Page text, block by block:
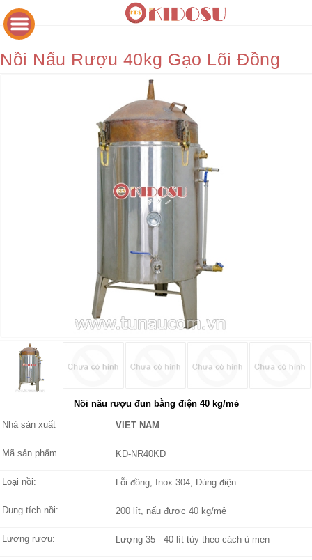
Nồi Nấu Rượu 40kg Gạo Lõi Đồng
Nồi nấu rượu đun bằng điện 40 kg/mẻ
Nhà sản xuất
VIET NAM
Mã sản phẩm KD-NR40KD
Loại nồi: Lỗi đồng, Inox 304, Dùng điện
Dung tích nồi: 200 lít, nấu được 40 kg/mẻ
Lượng rượu: Lượng 35 - 40 lít tùy theo cách ủ men